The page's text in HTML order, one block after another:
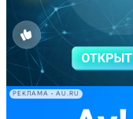
РЕКЛАМА • AU.RU